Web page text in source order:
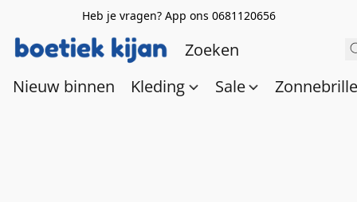
Heb je vragen? App ons 0681120656
Nieuw binnen Kleding Sale